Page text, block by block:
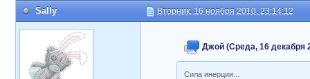
Sally Вторник, 16 ноября 2010, 23:14:12
Джой (Среда, 16 декабря
Сила инерции...